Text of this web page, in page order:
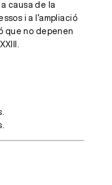
causa de la
i a l’ampliació
que no depenen